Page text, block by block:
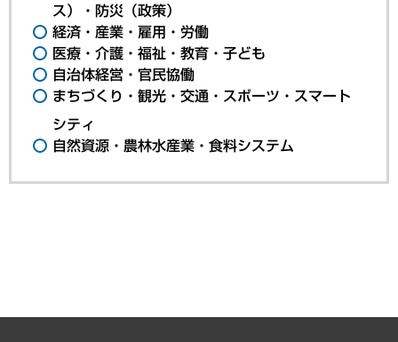
ス）・防災（政策）
経済・産業・雇用・労働
医療・介護・福祉・教育・子ども
自治体経営・官民協働
まちづくり・観光・交通・スポーツ・スマート
シティ
自然資源・農林水産業・食料システム